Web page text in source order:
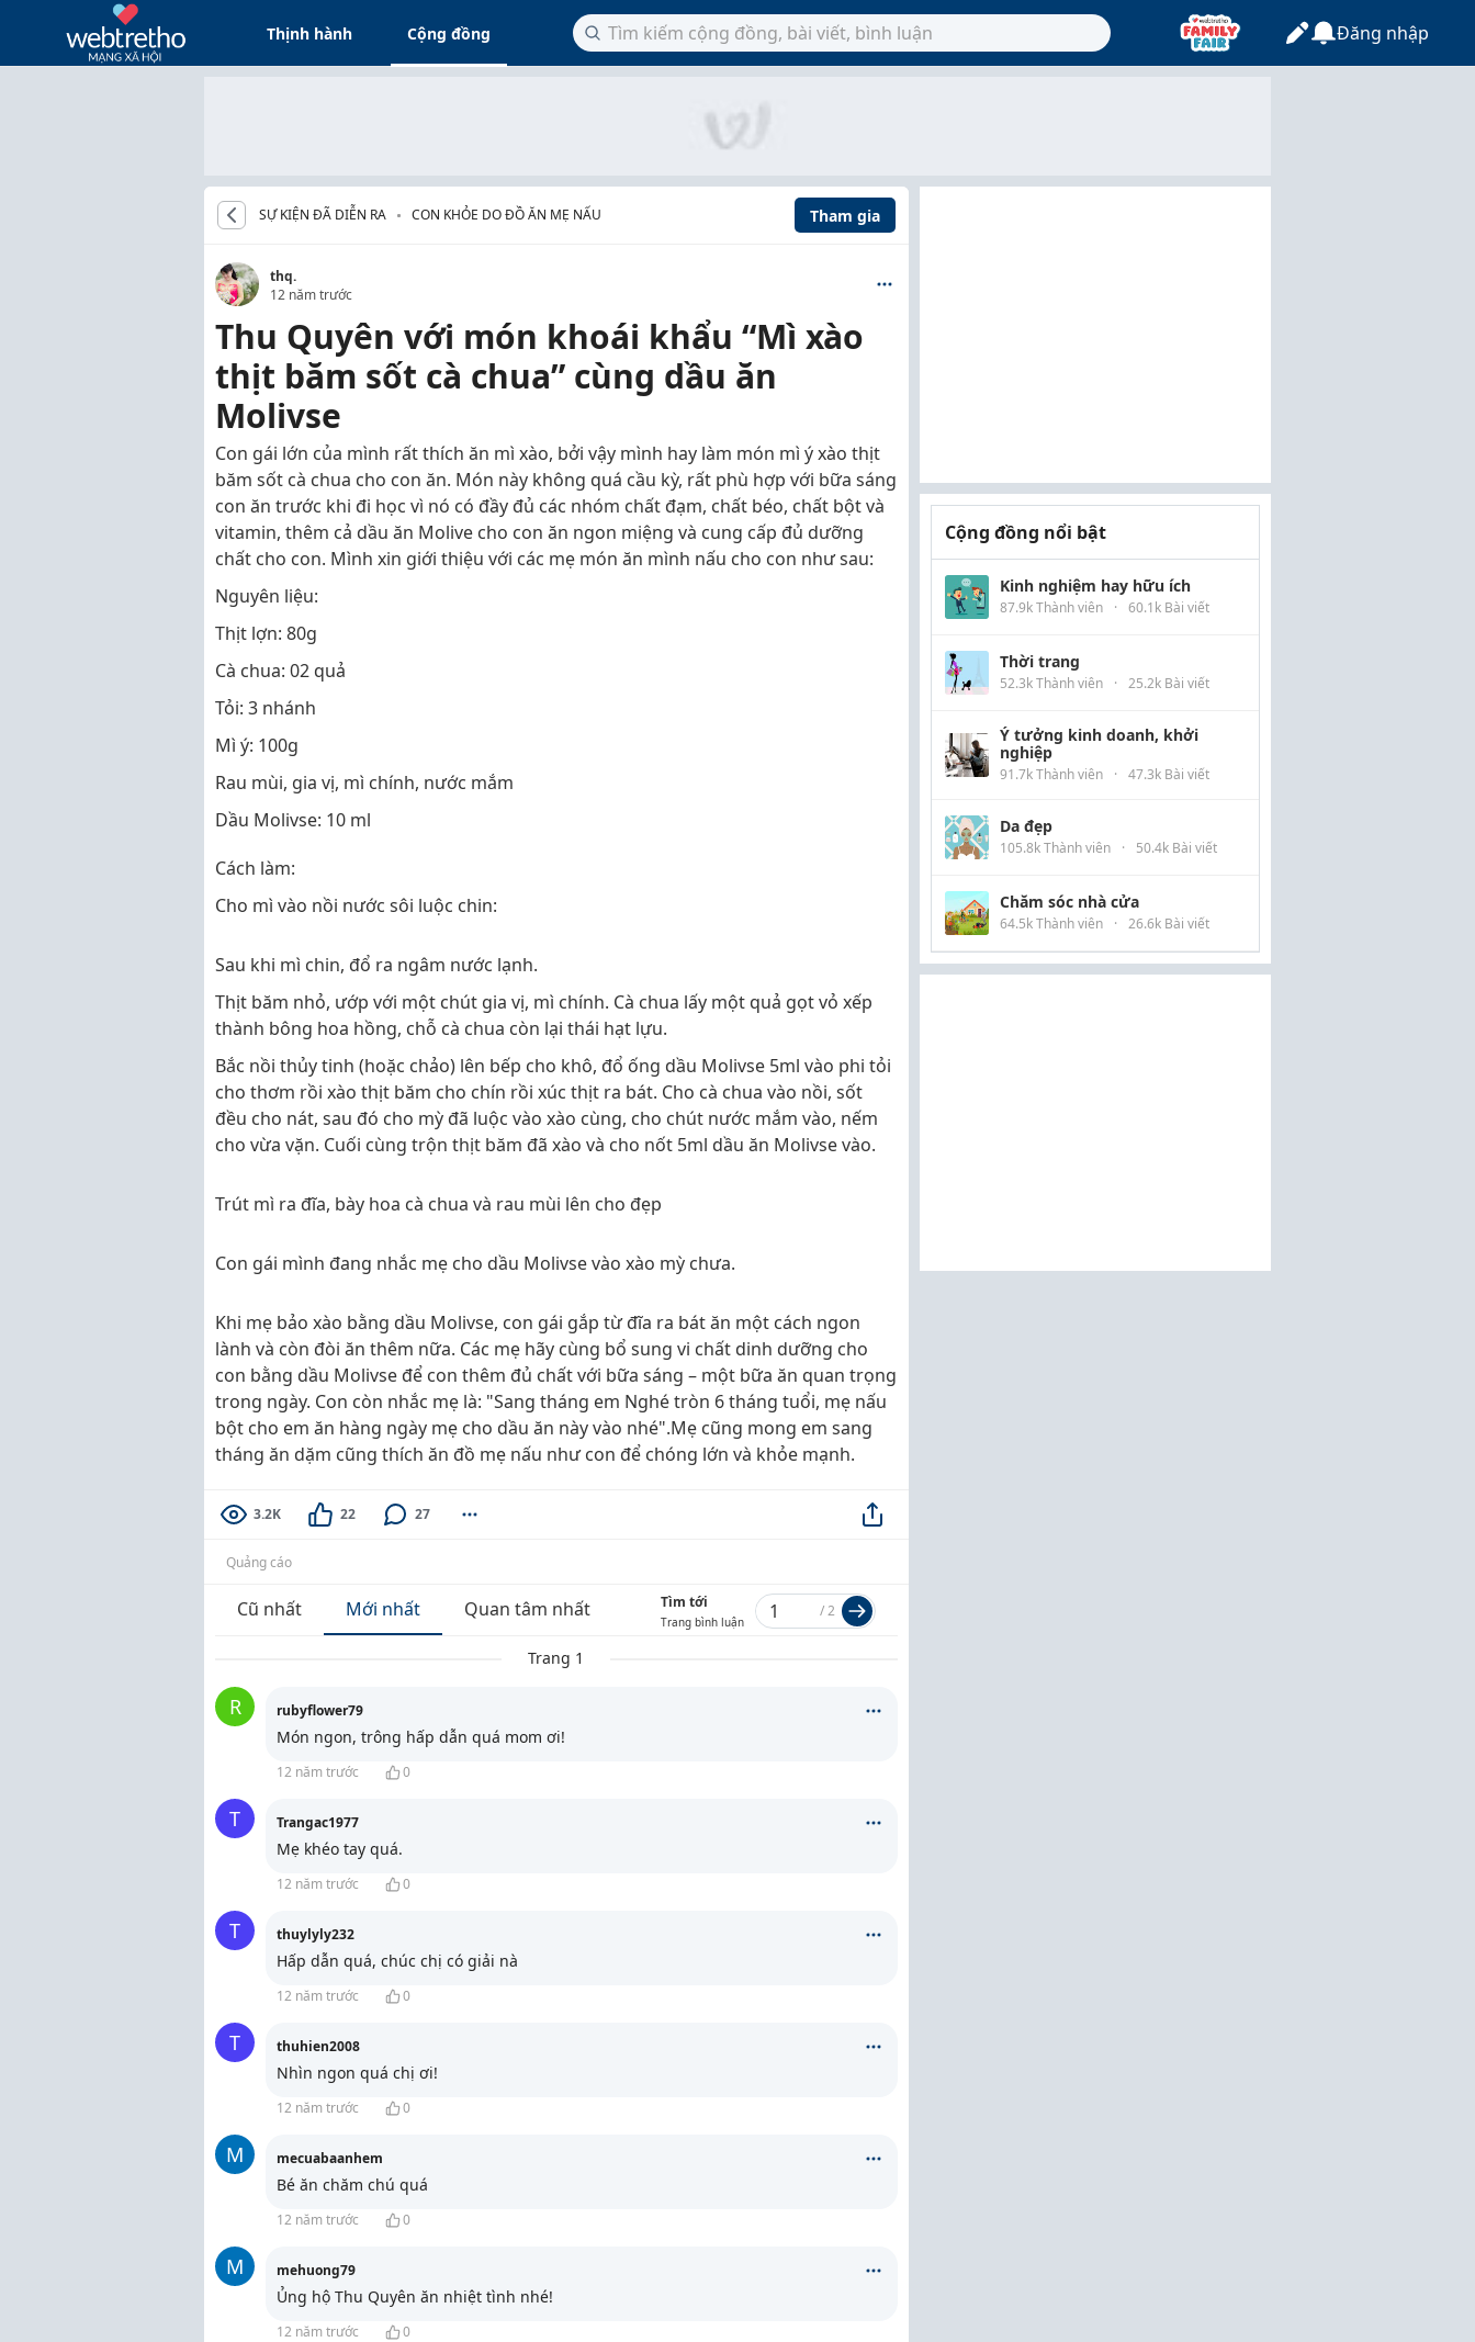
Thịnh hành Cộng đồng Đăng nhập
SỰ KIỆN ĐÃ DIỄN RA CON KHỎE DO ĐỒ ĂN MẸ NẤU Tham gia
thq.
12 năm trước
Thu Quyên với món khoái khẩu “Mì xào
thịt băm sốt cà chua” cùng dầu ăn
Molivse
Con gái lớn của mình rất thích ăn mì xào, bởi vậy mình hay làm món mì ý xào thịt
băm sốt cà chua cho con ăn. Món này không quá cầu kỳ, rất phù hợp với bữa sáng
con ăn trước khi đi học vì nó có đầy đủ các nhóm chất đạm, chất béo, chất bột và
vitamin, thêm cả dầu ăn Molive cho con ăn ngon miệng và cung cấp đủ dưỡng
chất cho con. Mình xin giới thiệu với các mẹ món ăn mình nấu cho con như sau:
Nguyên liệu:
Thịt lợn: 80g
Cà chua: 02 quả
Tỏi: 3 nhánh
Mì ý: 100g
Rau mùi, gia vị, mì chính, nước mắm
Dầu Molivse: 10 ml
Cách làm:
Cho mì vào nồi nước sôi luộc chin:
Sau khi mì chin, đổ ra ngâm nước lạnh.
Thịt băm nhỏ, ướp với một chút gia vị, mì chính. Cà chua lấy một quả gọt vỏ xếp
thành bông hoa hồng, chỗ cà chua còn lại thái hạt lựu.
Bắc nồi thủy tinh (hoặc chảo) lên bếp cho khô, đổ ống dầu Molivse 5ml vào phi tỏi
cho thơm rồi xào thịt băm cho chín rồi xúc thịt ra bát. Cho cà chua vào nồi, sốt
đều cho nát, sau đó cho mỳ đã luộc vào xào cùng, cho chút nước mắm vào, nếm
cho vừa vặn. Cuối cùng trộn thịt băm đã xào và cho nốt 5ml dầu ăn Molivse vào.
Trút mì ra đĩa, bày hoa cà chua và rau mùi lên cho đẹp
Con gái mình đang nhắc mẹ cho dầu Molivse vào xào mỳ chưa.
Khi mẹ bảo xào bằng dầu Molivse, con gái gắp từ đĩa ra bát ăn một cách ngon
lành và còn đòi ăn thêm nữa. Các mẹ hãy cùng bổ sung vi chất dinh dưỡng cho
con bằng dầu Molivse để con thêm đủ chất với bữa sáng – một bữa ăn quan trọng
trong ngày. Con còn nhắc mẹ là: "Sang tháng em Nghé tròn 6 tháng tuổi, mẹ nấu
bột cho em ăn hàng ngày mẹ cho dầu ăn này vào nhé".Mẹ cũng mong em sang
tháng ăn dặm cũng thích ăn đồ mẹ nấu như con để chóng lớn và khỏe mạnh.
3.2K 22 27
Quảng cáo
Cũ nhất Mới nhất Quan tâm nhất Tìm tới
Trang bình luận
/2
Trang 1
R rubyflower79
Món ngon, trông hấp dẫn quá mom ơi!
12 năm trước 0
T Trangac1977
Mẹ khéo tay quá.
12 năm trước 0
T thuylyly232
Hấp dẫn quá, chúc chị có giải nà
12 năm trước 0
T thuhien2008
Nhìn ngon quá chị ơi!
12 năm trước 0
M mecuabaanhem
Bé ăn chăm chú quá
12 năm trước 0
M mehuong79
Ủng hộ Thu Quyên ăn nhiệt tình nhé!
12 năm trước 0
Cộng đồng nổi bật
Kinh nghiệm hay hữu ích
87.9k Thành viên · 60.1k Bài viết
Thời trang
52.3k Thành viên · 25.2k Bài viết
Ý tưởng kinh doanh, khởi
nghiệp
91.7k Thành viên · 47.3k Bài viết
Da đẹp
105.8k Thành viên · 50.4k Bài viết
Chăm sóc nhà cửa
64.5k Thành viên · 26.6k Bài viết